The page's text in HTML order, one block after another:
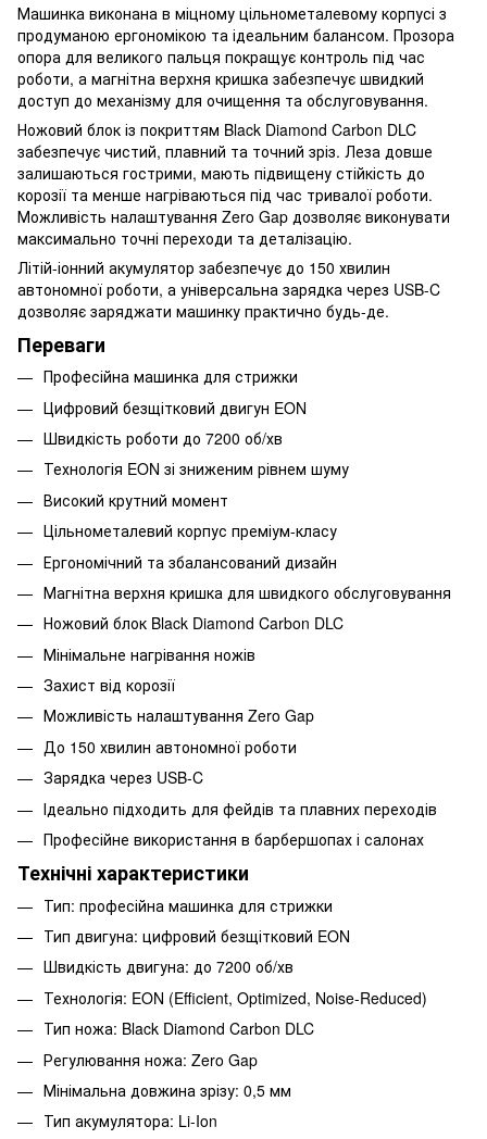
Машинка виконана в міцному цільнометалевому корпусі з
продуманою ергономікою та ідеальним балансом. Прозора
опора для великого пальця покращує контроль під час
роботи, а магнітна верхня кришка забезпечує швидкий
доступ до механізму для очищення та обслуговування.
Ножовий блок із покриттям Black Diamond Carbon DLC
забезпечує чистий, плавний та точний зріз. Леза довше
залишаються гострими, мають підвищену стійкість до
корозії та менше нагріваються під час тривалої роботи.
Можливість налаштування Zero Gap дозволяє виконувати
максимально точні переходи та деталізацію.
Літій-іонний акумулятор забезпечує до 150 хвилин
автономної роботи, а універсальна зарядка через USB-C
дозволяє заряджати машинку практично будь-де.
Переваги
Професійна машинка для стрижки
Цифровий безщітковий двигун EON
Швидкість роботи до 7200 об/хв
Технологія EON зі зниженим рівнем шуму
Високий крутний момент
Цільнометалевий корпус преміум-класу
Ергономічний та збалансований дизайн
Магнітна верхня кришка для швидкого обслуговування
Ножовий блок Black Diamond Carbon DLC
Мінімальне нагрівання ножів
Захист від корозії
Можливість налаштування Zero Gap
До 150 хвилин автономної роботи
Зарядка через USB-C
Ідеально підходить для фейдів та плавних переходів
Професійне використання в барбершопах і салонах
Технічні характеристики
Тип: професійна машинка для стрижки
Тип двигуна: цифровий безщітковий EON
Швидкість двигуна: до 7200 об/хв
Технологія: EON (Efficient, Optimized, Noise-Reduced)
Тип ножа: Black Diamond Carbon DLC
Регулювання ножа: Zero Gap
Мінімальна довжина зрізу: 0,5 мм
Тип акумулятора: Li-Ion